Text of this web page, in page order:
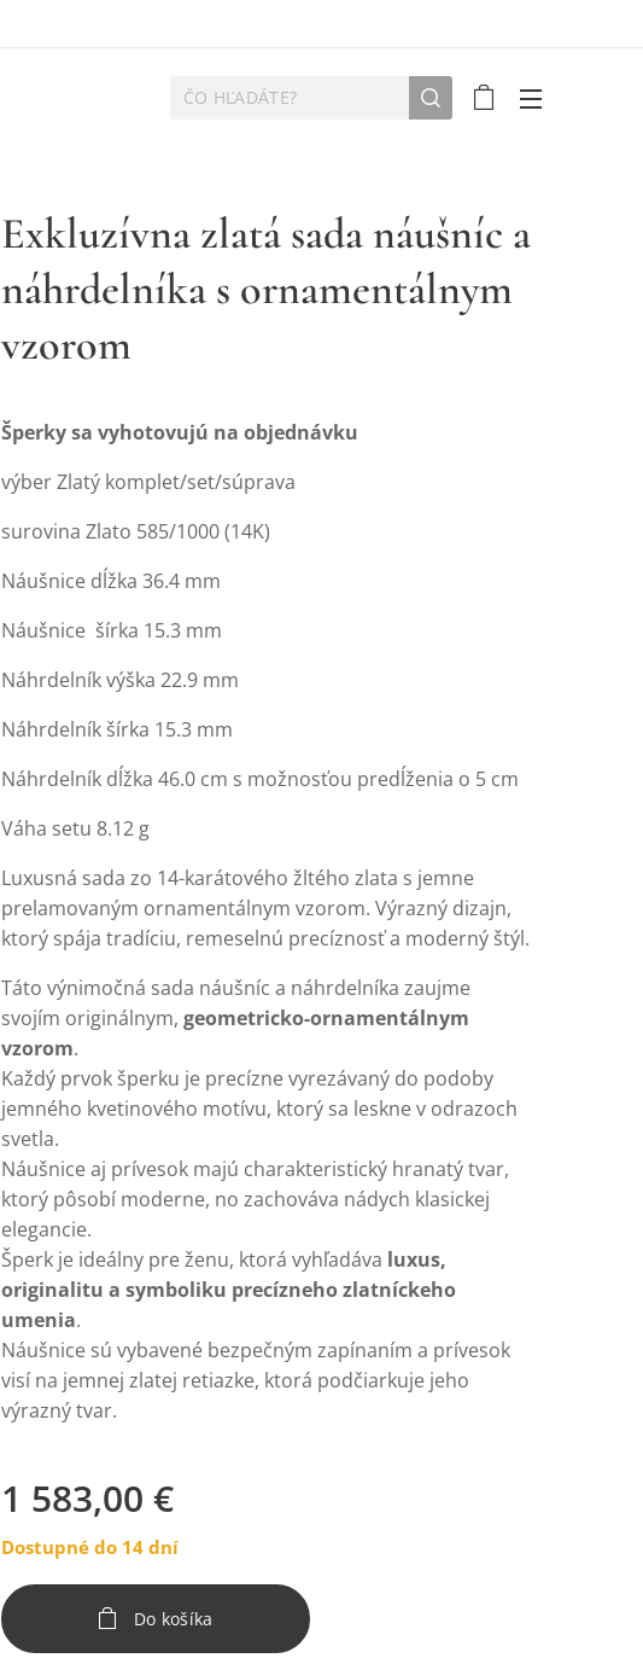
Exkluzívna zlatá sada náušníc a
náhrdelníka s ornamentálnym
vzorom
Šperky sa vyhotovujú na objednávku
výber Zlatý komplet/set/súprava
surovina Zlato 585/1000 (14K)
Náušnice dĺžka 36.4 mm
Náušnice šírka 15.3 mm
Náhrdelník výška 22.9 mm
Náhrdelník šírka 15.3 mm
Náhrdelník dĺžka 46.0 cm s možnosťou predĺženia o 5 cm
Váha setu 8.12 g
Luxusná sada zo 14-karátového žltého zlata s jemne
prelamovaným ornamentálnym vzorom. Výrazný dizajn,
ktorý spája tradíciu, remeselnú precíznosť a moderný štýl.
Táto výnimočná sada náušníc a náhrdelníka zaujme
svojím originálnym, geometricko-ornamentálnym
vzorom.
Každý prvok šperku je precízne vyrezávaný do podoby
jemného kvetinového motívu, ktorý sa leskne v odrazoch
svetla.
Náušnice aj prívesok majú charakteristický hranatý tvar,
ktorý pôsobí moderne, no zachováva nádych klasickej
elegancie.
Šperk je ideálny pre ženu, ktorá vyhľadáva luxus,
originalitu a symboliku precízneho zlatníckeho
umenia.
Náušnice sú vybavené bezpečným zapínaním a prívesok
visí na jemnej zlatej retiazke, ktorá podčiarkuje jeho
výrazný tvar.
1 583,00 €
Dostupné do 14 dní
Do košíka